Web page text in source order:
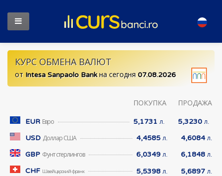
КУРС ОБМЕНА ВАЛЮТ
от Intesa Sanpaolo Bankна сегодня 07.08.2026
EUR Евро
ПОКУПКА
5,1731 л.
ПРОДАЖА
5,3230 л.
USD Доллар США 4,4585 л. 4,6084 л.
GBP Фунт стерлингов 6,0349 л. 6,1848 л.
CHF Швейцарский франк 5,5398 л. 5,6897 л.